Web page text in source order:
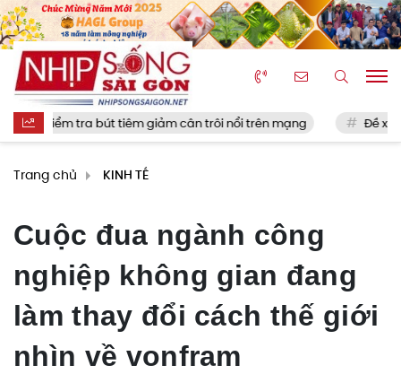
bút tiêm giảm cân trôi nổi trên mạng Đề xuất giao cấp xã
Trang chủ KINH TẾ
Cuộc đua ngành công
nghiệp không gian đang
làm thay đổi cách thế giới
nhìn về vonfram